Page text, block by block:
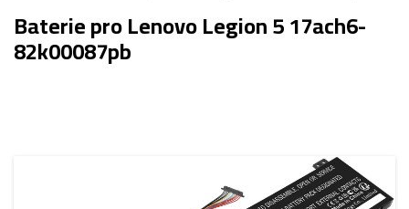
Baterie pro Lenovo Legion 5 17ach6-
82k00087pb